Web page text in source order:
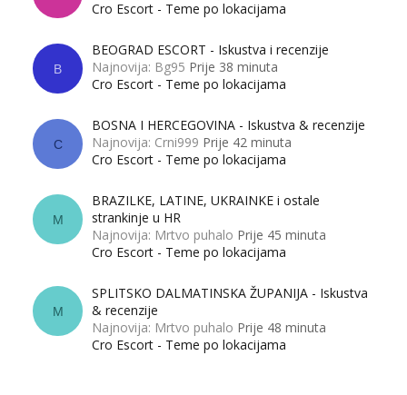
Cro Escort - Teme po lokacijama
B
BEOGRAD ESCORT - Iskustva i recenzije
Najnovija: Bg95 Prije 38 minuta
Cro Escort - Teme po lokacijama
C
BOSNA I HERCEGOVINA - Iskustva & recenzije
Najnovija: Crni999 Prije 42 minuta
Cro Escort - Teme po lokacijama
M
BRAZILKE, LATINE, UKRAINKE i ostale
strankinje u HR
Najnovija: Mrtvo puhalo Prije 45 minuta
Cro Escort - Teme po lokacijama
M
SPLITSKO DALMATINSKA ŽUPANIJA - Iskustva
& recenzije
Najnovija: Mrtvo puhalo Prije 48 minuta
Cro Escort - Teme po lokacijama